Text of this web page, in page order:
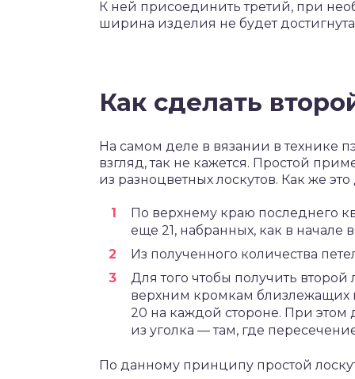
К ней присоединить третий, при
ширина изделия не будет
Как сделать
На самом деле в вязании в технике
взгляд, так не кажется. Простой
из разноцветных лоскутов. Как же это
По верхнему краю последнего
еще 21, набранных, как в начале
Из полученного количества
Для того чтобы получить
верхним кромкам близлежащих
20 на каждой стороне. При
из уголка — там, где
По данному принципу простой